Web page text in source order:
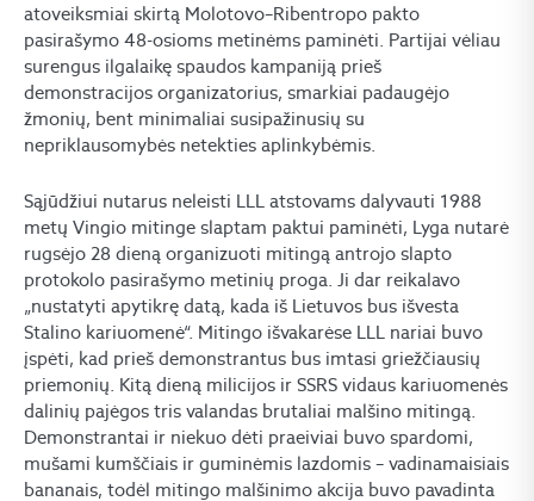
atoveiksmiai skirtą Molotovo–Ribentropo pakto
pasirašymo 48-osioms metinėms paminėti. Partijai vėliau
surengus ilgalaikę spaudos kampaniją prieš
demonstracijos organizatorius, smarkiai padaugėjo
žmonių, bent minimaliai susipažinusių su
nepriklausomybės netekties aplinkybėmis.
Sąjūdžiui nutarus neleisti LLL atstovams dalyvauti 1988
metų Vingio mitinge slaptam paktui paminėti, Lyga nutarė
rugsėjo 28 dieną organizuoti mitingą antrojo slapto
protokolo pasirašymo metinių proga. Ji dar reikalavo
„nustatyti apytikrę datą, kada iš Lietuvos bus išvesta
Stalino kariuomenė“. Mitingo išvakarėse LLL nariai buvo
įspėti, kad prieš demonstrantus bus imtasi griežčiausių
priemonių. Kitą dieną milicijos ir SSRS vidaus kariuomenės
dalinių pajėgos tris valandas brutaliai malšino mitingą.
Demonstrantai ir niekuo dėti praeiviai buvo spardomi,
mušami kumščiais ir guminėmis lazdomis – vadinamaisiais
bananais, todėl mitingo malšinimo akcija buvo pavadinta